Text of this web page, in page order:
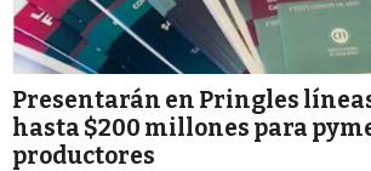
Presentarán en Pringles
hasta $200 millones para
productores